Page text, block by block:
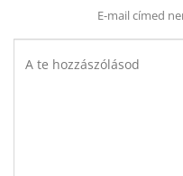
E-mail címed